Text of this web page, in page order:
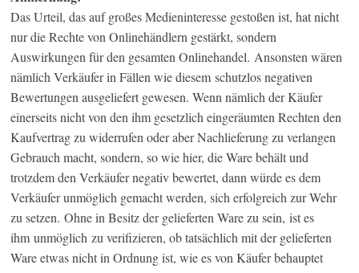
Das Urteil, das auf großes Medieninteresse gestoßen ist, hat nicht
nur die Rechte von Onlinehändlern gestärkt, sondern
Auswirkungen für den gesamten Onlinehandel. Ansonsten wären
nämlich Verkäufer in Fällen wie diesem schutzlos negativen
Bewertungen ausgeliefert gewesen. Wenn nämlich der Käufer
einerseits nicht von den ihm gesetzlich eingeräumten Rechten den
Kaufvertrag zu widerrufen oder aber Nachlieferung zu verlangen
Gebrauch macht, sondern, so wie hier, die Ware behält und
trotzdem den Verkäufer negativ bewertet, dann würde es dem
Verkäufer unmöglich gemacht werden, sich erfolgreich zur Wehr
zu setzen. Ohne in Besitz der gelieferten Ware zu sein, ist es
ihm unmöglich zu verifizieren, ob tatsächlich mit der gelieferten
Ware etwas nicht in Ordnung ist, wie es von Käufer behauptet